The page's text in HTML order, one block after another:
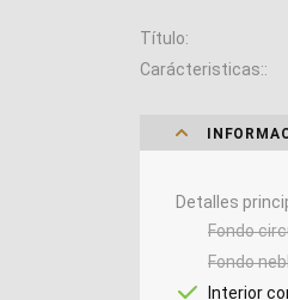
Título
Carácteristicas:
Detalles
Fondo
Fondo
Interior